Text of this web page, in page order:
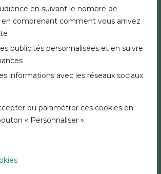
en suivant le nombre de
comprenant comment vous arrivez
publicités personnalisées et en suivre
informations avec les réseaux sociaux
ou paramétrer ces cookies en
« Personnaliser ».
BANK OF AFRICA
OF AFRICA